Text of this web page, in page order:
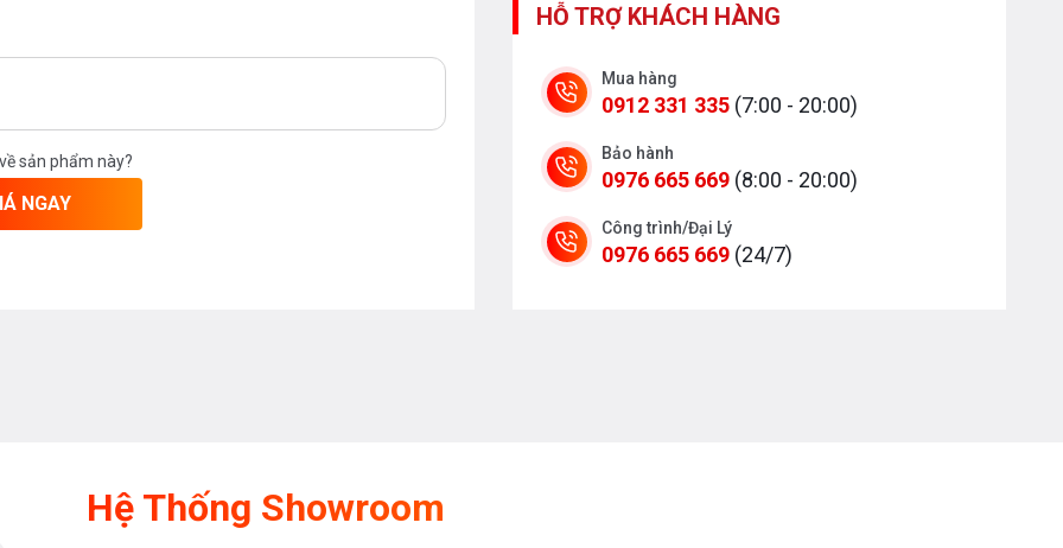
chương trình mong muốn.
8 chương trình
sản phẩm này?
NGAY
HỖ TRỢ KHÁCH HÀNG
Mua hàng
0912 331 335 (7:00 - 20:00)
Bảo hành
0976 665 669 (8:00 - 20:00)
Công trình/Đại Lý
0976 665 669 (24/7)
Hệ Thống Showroom